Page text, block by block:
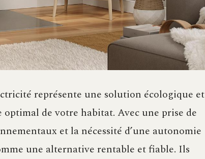
représente une solution écologique et
de votre habitat. Avec une prise de
et la nécessité d’une autonomie
une alternative rentable et fiable. Ils